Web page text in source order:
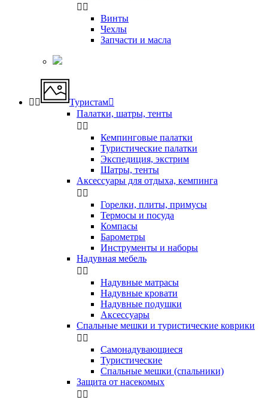
 
Винты
Чехлы
Запчасти и масла
  Туристам
Палатки, шатры, тенты
 
Кемпинговые палатки
Туристические палатки
Экспедиция, экстрим
Шатры, тенты
Аксессуары для отдыха, кемпинга
 
Горелки, плиты, примусы
Термосы и посуда
Компасы
Бapoмeтpы
Инструменты и наборы
Надувная мебель
 
Надувные матрасы
Надувные кровати
Надувные подушки
Аксессуары
Спальные мешки и туристические коврики
 
Самонадувающиеся
Туристические
Спальные мешки (спальники)
Защита от насекомых
 